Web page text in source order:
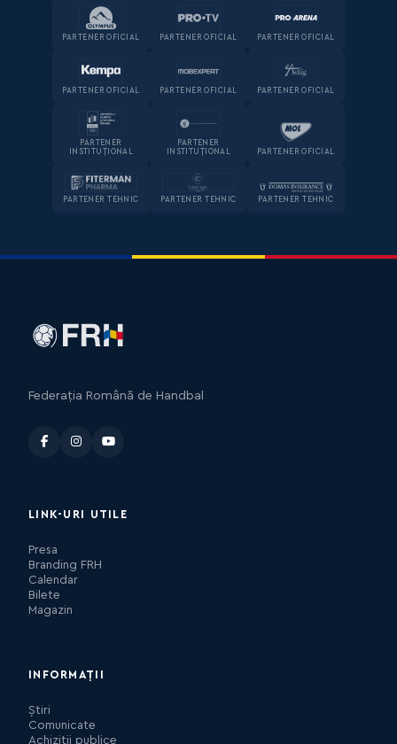
PARTENER OFICIAL PARTENER OFICIAL PARTENER OFICIAL
PARTENER OFICIAL PARTENER OFICIAL PARTENER OFICIAL
PARTENER
INSTITUȚIONAL
PARTENER
INSTITUȚIONAL
PARTENER OFICIAL
PARTENER TEHNIC PARTENER TEHNIC PARTENER TEHNIC
Federația Română de Handbal
LINK-URI UTILE
Presa
Branding FRH
Calendar
Bilete
Magazin
INFORMAȚII
Știri
Comunicate
Achiziții publice